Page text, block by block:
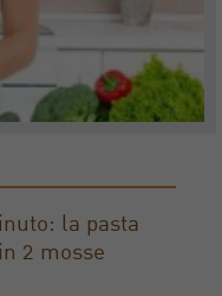
la pasta
2 mosse